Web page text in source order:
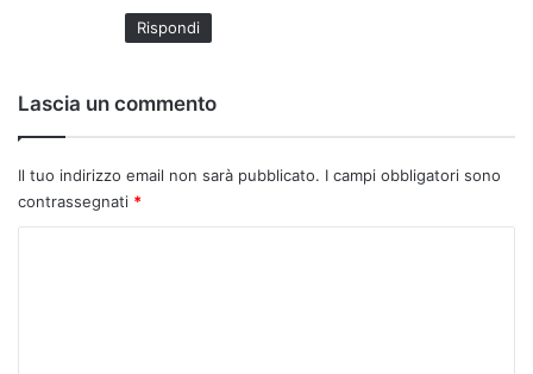
Rispondi
Lascia un commento
Il tuo indirizzo email non sarà pubblicato. I campi obbligatori sono
contrassegnati *